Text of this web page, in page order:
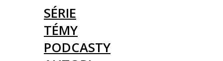
SÉRIE
TÉMY
PODCASTY